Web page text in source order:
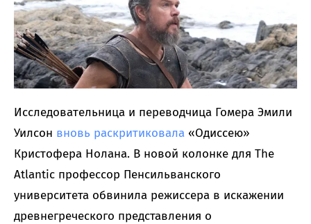
Исследовательница и переводчица Гомера Эмили
Уилсон вновь раскритиковала «Одиссею»
Кристофера Нолана. В новой колонке для The
Atlantic профессор Пенсильванского
университета обвинила режиссера в искажении
древнегреческого представления о